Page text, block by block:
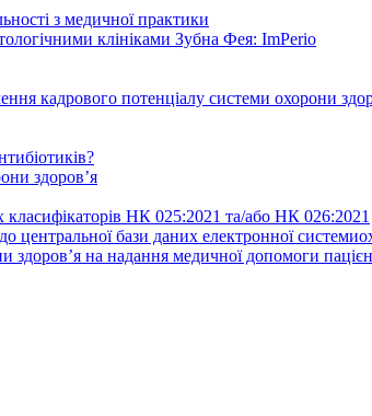
з медичної практики
клініками Зубна Фея: ImPerio
кадрового потенціалу системи охорони
здоров’я
НК 025:2021 та/або НК 026:2021
центральної бази даних електронної
на надання медичної допомоги